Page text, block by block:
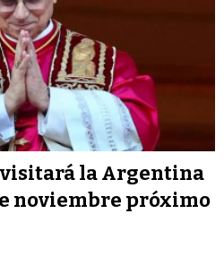
visitará la Argentina
noviembre próximo